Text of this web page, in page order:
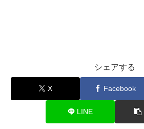
シェアする
X Facebook
LINE